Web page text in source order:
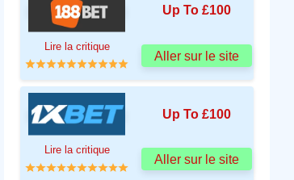
Up To £100
Lire la critique
Aller sur le site
Up To £100
Lire la critique
Aller sur le site